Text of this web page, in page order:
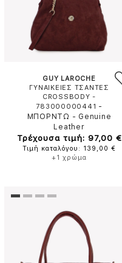
GUY LAROCHE
ΓΥΝΑΙΚΕΙΕΣ ΤΣΑΝΤΕΣ
CROSSBODY -
783000000441 -
ΜΠΟΡΝΤΩ - Genuine
Leather
Τρέχουσα τιμή: 97,00 €
Τιμή καταλόγου: 139,00 €
+1 χρώμα